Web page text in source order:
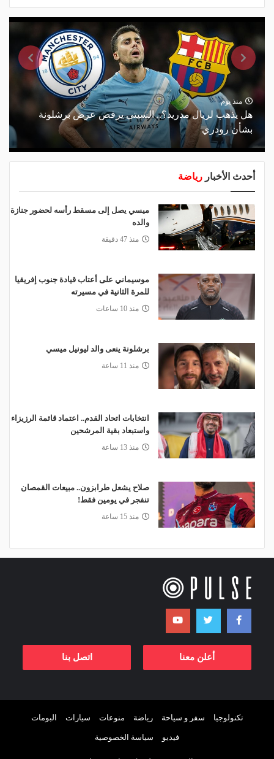
منذ يوم
هل يذهب لريال مدريد؟.. السيتي يرفض عرض برشلونة
بشأن رودري
أحدث الأخبار رياضة
ميسي يصل إلى مسقط رأسه لحضور جنازة
والده
منذ 47 دقيقة
موسيماني على أعتاب قيادة جنوب إفريقيا
للمرة الثانية في مسيرته
منذ 10 ساعات
برشلونة ينعى والد ليونيل ميسي
منذ 11 ساعة
انتخابات اتحاد القدم.. اعتماد قائمة الرزيزاء
واستبعاد بقية المرشحين
منذ 13 ساعة
صلاح يشعل طرابزون.. مبيعات القمصان
تنفجر في يومين فقط!
منذ 15 ساعة
أعلن معنا اتصل بنا
تكنولوجيا سفر و سياحة رياضة منوعات سيارات البومات
فيديو سياسة الخصوصية